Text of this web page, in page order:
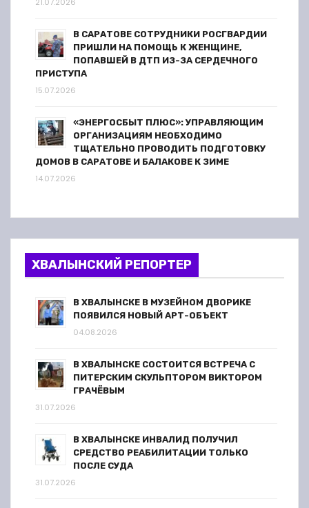
21.07.2026
В САРАТОВЕ СОТРУДНИКИ РОСГВАРДИИ
ПРИШЛИ НА ПОМОЩЬ К ЖЕНЩИНЕ,
ПОПАВШЕЙ В ДТП ИЗ-ЗА СЕРДЕЧНОГО
ПРИСТУПА
15.07.2026
«ЭНЕРГОСБЫТ ПЛЮС»: УПРАВЛЯЮЩИМ
ОРГАНИЗАЦИЯМ НЕОБХОДИМО
ТЩАТЕЛЬНО ПРОВОДИТЬ ПОДГОТОВКУ
ДОМОВ В САРАТОВЕ И БАЛАКОВЕ К ЗИМЕ
14.07.2026
ХВАЛЫНСКИЙ РЕПОРТЕР
В ХВАЛЫНСКЕ В МУЗЕЙНОМ ДВОРИКЕ
ПОЯВИЛСЯ НОВЫЙ АРТ-ОБЪЕКТ
04.08.2026
В ХВАЛЫНСКЕ СОСТОИТСЯ ВСТРЕЧА С
ПИТЕРСКИМ СКУЛЬПТОРОМ ВИКТОРОМ
ГРАЧЁВЫМ
31.07.2026
В ХВАЛЫНСКЕ ИНВАЛИД ПОЛУЧИЛ
СРЕДСТВО РЕАБИЛИТАЦИИ ТОЛЬКО
ПОСЛЕ СУДА
31.07.2026